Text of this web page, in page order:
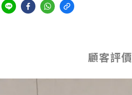
顧客評價